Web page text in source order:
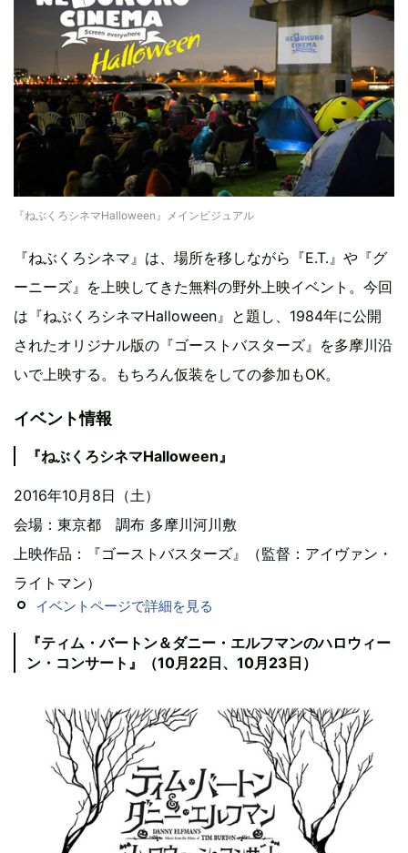
『ねぶくろシネマHalloween』メインビジュアル
『ねぶくろシネマ』は、場所を移しながら『E.T.』や『グ
ーニーズ』を上映してきた無料の野外上映イベント。今回
は『ねぶくろシネマHalloween』と題し、1984年に公開
されたオリジナル版の『ゴーストバスターズ』を多摩川沿
いで上映する。もちろん仮装をしての参加もOK。
イベント情報
『ねぶくろシネマHalloween』
2016年10月8日（土）
会場：東京都 調布 多摩川河川敷
上映作品：『ゴーストバスターズ』（監督：アイヴァン・
ライトマン）
イベントページで詳細を見る
『ティム・バートン＆ダニー・エルフマンのハロウィー
ン・コンサート』（10月22日、10月23日）